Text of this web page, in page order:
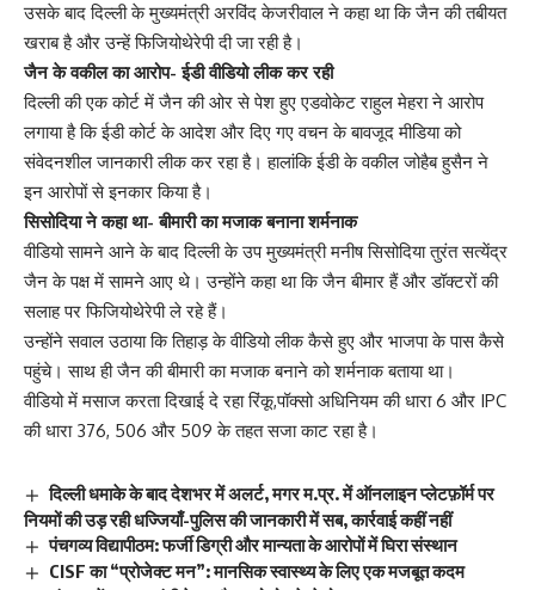
उसके बाद दिल्ली के मुख्यमंत्री अरविंद केजरीवाल ने कहा था कि जैन की तबीयत
खराब है और उन्हें फिजियोथेरेपी दी जा रही है।
जैन के वकील का आरोप- ईडी वीडियो लीक कर रही
दिल्ली की एक कोर्ट में जैन की ओर से पेश हुए एडवोकेट राहुल मेहरा ने आरोप
लगाया है कि ईडी कोर्ट के आदेश और दिए गए वचन के बावजूद मीडिया को
संवेदनशील जानकारी लीक कर रहा है। हालांकि ईडी के वकील जोहैब हुसैन ने
इन आरोपों से इनकार किया है।
सिसोदिया ने कहा था- बीमारी का मजाक बनाना शर्मनाक
वीडियो सामने आने के बाद दिल्ली के उप मुख्यमंत्री मनीष सिसोदिया तुरंत सत्येंद्र
जैन के पक्ष में सामने आए थे। उन्होंने कहा था कि जैन बीमार हैं और डॉक्टरों की
सलाह पर फिजियोथेरेपी ले रहे हैं।
उन्होंने सवाल उठाया कि तिहाड़ के वीडियो लीक कैसे हुए और भाजपा के पास कैसे
पहुंचे। साथ ही जैन की बीमारी का मजाक बनाने को शर्मनाक बताया था।
वीडियो में मसाज करता दिखाई दे रहा रिंकू,पॉक्सो अधिनियम की धारा 6 और IPC
की धारा 376, 506 और 509 के तहत सजा काट रहा है।
दिल्ली धमाके के बाद देशभर में अलर्ट, मगर म.प्र. में ऑनलाइन प्लेटफ़ॉर्म पर
नियमों की उड़ रही धज्जियाँ-पुलिस की जानकारी में सब, कार्रवाई कहीं नहीं
पंचगव्य विद्यापीठम: फर्जी डिग्री और मान्यता के आरोपों में घिरा संस्थान
CISF का “प्रोजेक्ट मन”: मानसिक स्वास्थ्य के लिए एक मजबूत कदम